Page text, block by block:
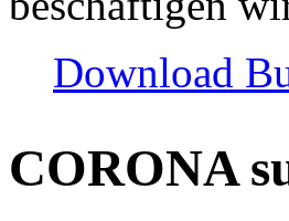
Download
CORONA